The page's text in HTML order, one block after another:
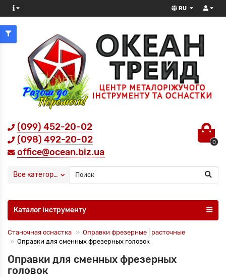
RU
(099) 452-20-02
(098) 492-20-02
office@ocean.biz.ua
0
Все категории
Каталог інструменту
Станочная оснастка
Оправки фрезерные | расточные
Оправки для сменных фрезерных головок
Оправки для сменных фрезерных
головок